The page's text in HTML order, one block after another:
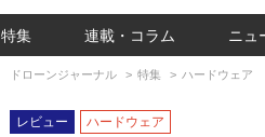
特集 連載・コラム ニュ
ドローンジャーナル 特集 ハードウェア
レビュー ハードウェア